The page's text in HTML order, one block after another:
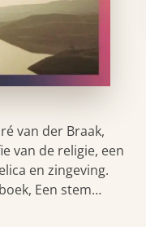
van der Braak,
van de religie, een
en zingeving.
Een stem…